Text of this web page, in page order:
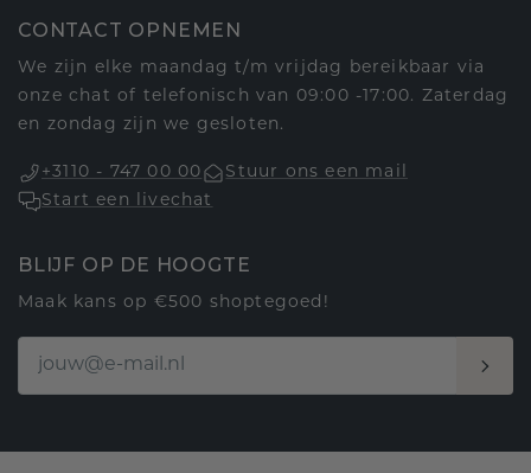
CONTACT OPNEMEN
We zijn elke maandag t/m vrijdag bereikbaar via
onze chat of telefonisch van 09:00 -17:00. Zaterdag
en zondag zijn we gesloten.
+3110 - 747 00 00
Stuur ons een mail
Start een livechat
BLIJF OP DE HOOGTE
Maak kans op €500 shoptegoed!